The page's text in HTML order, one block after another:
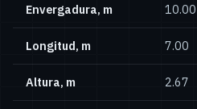
Envergadura, m 10.00
Longitud, m 7.00
Altura, m 2.67